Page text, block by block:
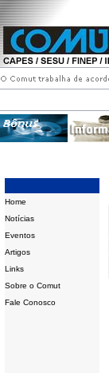
Home
Notícias
Eventos
Artigos
Links
Sobre o Comut
Fale Conosco